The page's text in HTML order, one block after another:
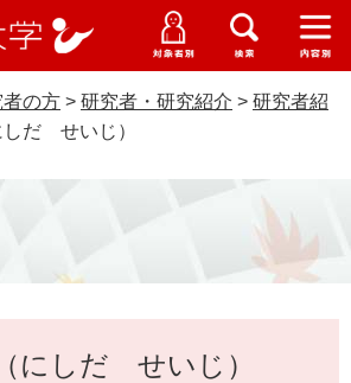
ニ
ー
ニ
ュ
ー
ニ
ュ
ー
受験生特設サイト
WEB版大学案内
資料請求
簡体 中文繁体 한국어 日本語
の方 > 研究者・研究紹介 > 研究者紹
だ せいじ）
にしだ せいじ）